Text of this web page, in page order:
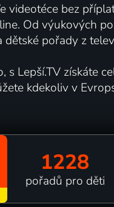
videotéce bez
Od výukových
pořady z
s Lepší.TV získáte
kdekoliv v
1228
pořadů pro děti